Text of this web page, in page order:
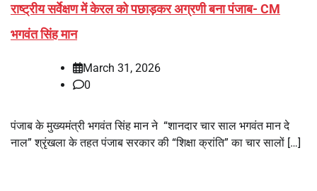
राष्ट्रीय सर्वेक्षण में केरल को पछाड़कर अग्रणी बना पंजाब- CM
भगवंत सिंह मान
March 31, 2026
0
पंजाब के मुख्यमंत्री भगवंत सिंह मान ने “शानदार चार साल भगवंत मान दे
नाल” श्रृंखला के तहत पंजाब सरकार की “शिक्षा क्रांति” का चार सालों […]